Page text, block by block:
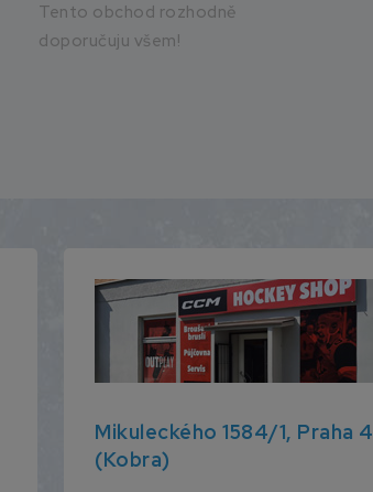
Tento obchod rozhodně
doporučuju všem!
Mikuleckého 1584/1, Praha 4
(Kobra)